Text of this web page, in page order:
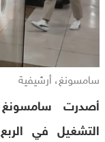
سامسونغ، أرشيفية
أصدرت سامسونغ
التشغيل في